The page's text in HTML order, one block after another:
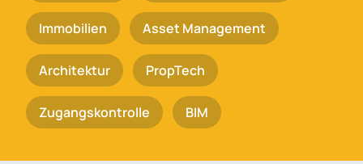
Immobilien Asset Management
Architektur PropTech
Zugangskontrolle BIM